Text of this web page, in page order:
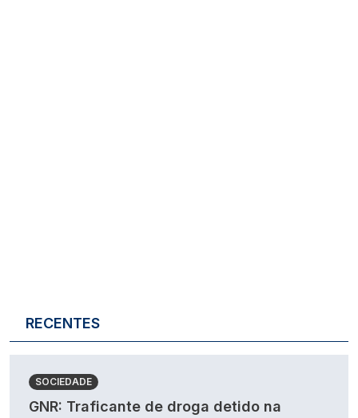
RECENTES
SOCIEDADE
GNR: Traficante de droga detido na